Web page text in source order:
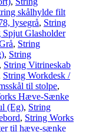
skålhylde filt
lysegrå, String
Spjut Glasholder
, String
, String
, String Vitrineskab
String Workdesk /
til stolpe,
Hæve-Sænke
(Eg), String
, String Works
til hæve-sænke